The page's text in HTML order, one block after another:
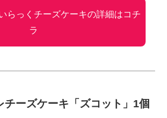
らっくチーズケーキの詳細はコチ
ラ
チーズケーキ「ズコット」1個